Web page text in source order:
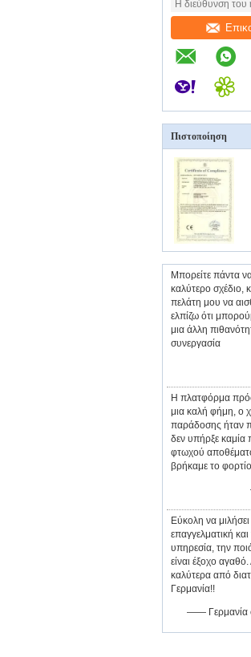
Πιστοποίηση
Μπορείτε πάντα
καλύτερο σχέδιο,
πελάτη μου να
ελπίζω ότι
μια άλλη
συνεργασία
Η πλατφόρμα
μια καλή φήμη, ο
παράδοσης ήταν
δεν υπήρξε καμία
φτωχού
βρήκαμε το
Εύκολη να
επαγγελματική
υπηρεσία, την
είναι έξοχο
καλύτερα από
Γερμανία!!
—— Γερμανία